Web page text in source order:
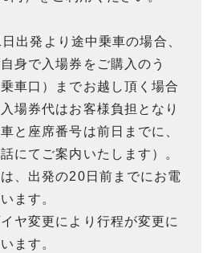
出発より途中乗車の場合、
身で入場券をご購入のう
車口）までお越し頂く場合
場券代はお客様負担となり
と座席番号は前日までに、
にてご案内いたします）。
、出発の20日前までにお電
ます。
ヤ変更により行程が変更に
ます。